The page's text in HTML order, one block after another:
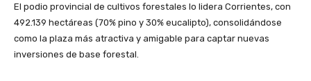
El podio provincial de cultivos forestales lo lidera Corrientes, con
492.139 hectáreas (70% pino y 30% eucalipto), consolidándose
como la plaza más atractiva y amigable para captar nuevas
inversiones de base forestal.